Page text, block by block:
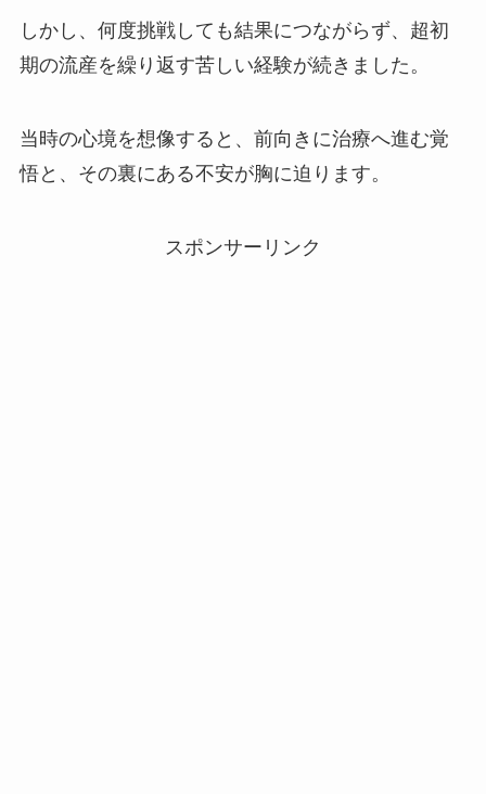
しかし、何度挑戦しても結果につながらず、超初
期の流産を繰り返す苦しい経験が続きました。
当時の心境を想像すると、前向きに治療へ進む覚
悟と、その裏にある不安が胸に迫ります。
スポンサーリンク